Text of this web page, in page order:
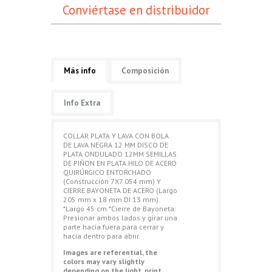
Conviértase en distribuidor
Más info Composición
Info Extra
COLLAR PLATA Y LAVA CON BOLA
DE LAVA NEGRA 12 MM DISCO DE
PLATA ONDULADO 12MM SEMILLAS
DE PIÑON EN PLATA HILO DE ACERO
QUIRÚRGICO ENTORCHADO
(Construcción 7X7 054 mm) Y
CIERRE BAYONETA DE ACERO (Largo
205 mm x 18 mm DI 13 mm).
*Largo 45 cm *Cierre de Bayoneta:
Presionar ambos lados y girar una
parte hacia fuera para cerrar y
hacia dentro para abrir.
Images are referential, the
colors may vary slightly